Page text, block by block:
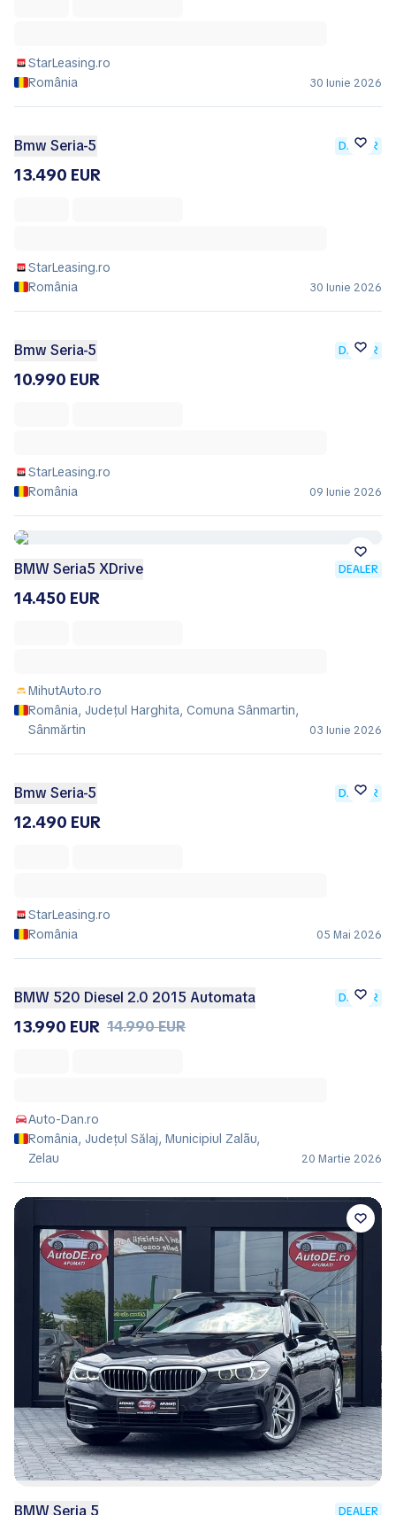
StarLeasing.ro
România
30 Iunie 2026
Bmw Seria-5 DEALER
13.490 EUR
StarLeasing.ro
România
30 Iunie 2026
Bmw Seria-5 DEALER
10.990 EUR
StarLeasing.ro
România
09 Iunie 2026
BMW Seria5 XDrive DEALER
14.450 EUR
MihutAuto.ro
România, Județul Harghita, Comuna Sânmartin,
Sânmărtin
03 Iunie 2026
Bmw Seria-5 DEALER
12.490 EUR
StarLeasing.ro
România
05 Mai 2026
BMW 520 Diesel 2.0 2015 Automata DEALER
13.990 EUR 14.990 EUR
Auto-Dan.ro
România, Județul Sălaj, Municipiul Zalãu,
Zelau
20 Martie 2026
BMW Seria 5 DEALER